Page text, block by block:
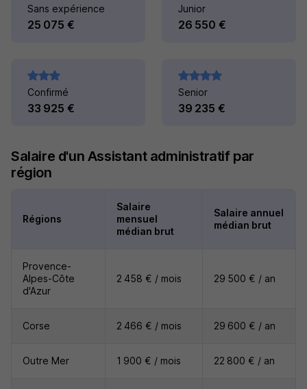
Sans expérience
25 075 €
Junior
26 550 €
Confirmé
33 925 €
Senior
39 235 €
Salaire d'un Assistant administratif par
région
Régions
Salaire
mensuel
médian brut
Salaire annuel
médian brut
Provence-
Alpes-Côte
d'Azur
2 458 € / mois 29 500 € / an
Corse 2 466 € / mois 29 600 € / an
Outre Mer 1 900 € / mois 22 800 € / an